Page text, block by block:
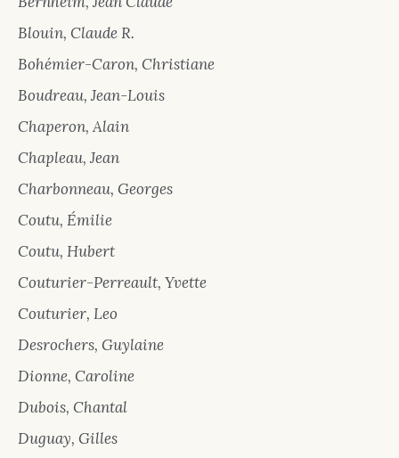
Blouin, Claude R.
Bohémier-Caron, Christiane
Boudreau, Jean-Louis
Chaperon, Alain
Chapleau, Jean
Charbonneau, Georges
Coutu, Émilie
Coutu, Hubert
Couturier-Perreault, Yvette
Couturier, Leo
Desrochers, Guylaine
Dionne, Caroline
Dubois, Chantal
Duguay, Gilles